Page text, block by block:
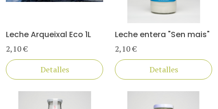
Leche Arqueixal Eco 1L
2,10 €
Detalles
Leche entera "Sen mais"
2,10 €
Detalles